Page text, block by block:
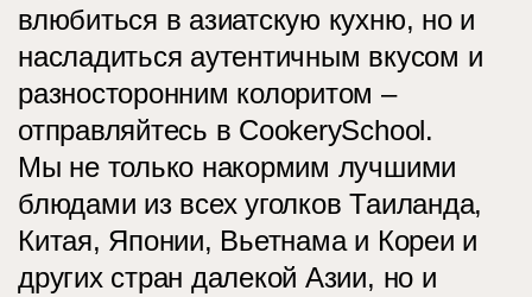
влюбиться в азиатскую кухню, но и
насладиться аутентичным вкусом и
разносторонним колоритом –
отправляйтесь в CookerySchool.
Мы не только накормим лучшими
блюдами из всех уголков Таиланда,
Китая, Японии, Вьетнама и Кореи и
других стран далекой Азии, но и